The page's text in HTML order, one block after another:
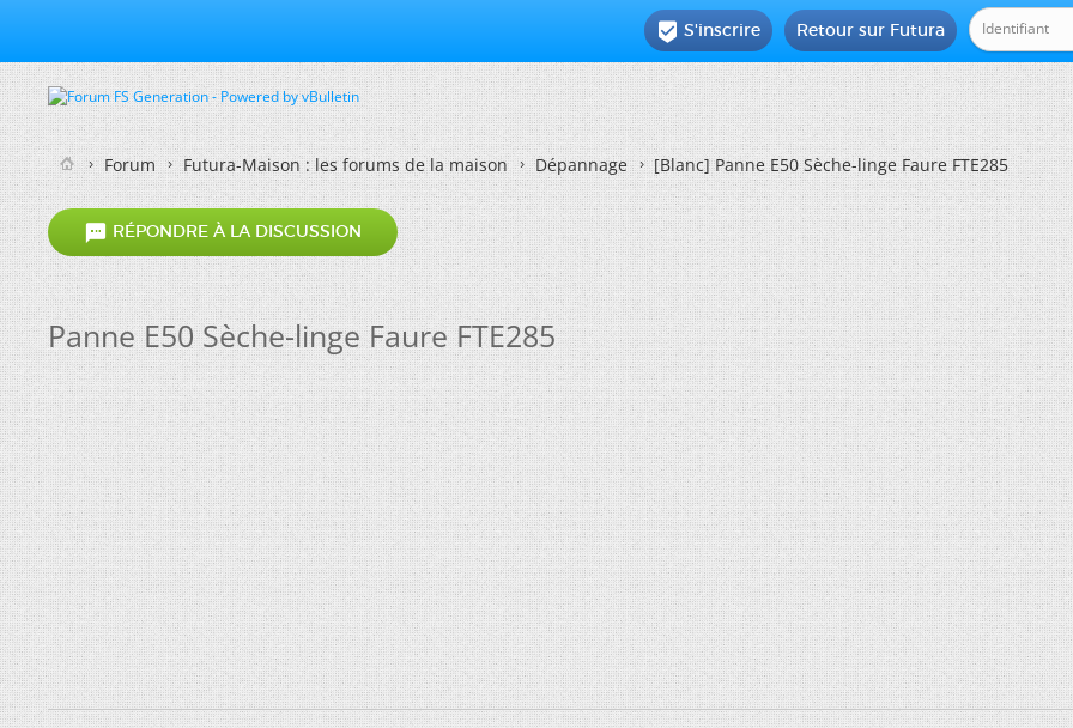
Retour sur Futura
 S'inscrire
Forum Futura-Maison : les forums de la maison Dépannage [Blanc]Panne E50 Sèche-linge Faure FTE285
 RÉPONDRE À LA DISCUSSION
Panne E50 Sèche-linge Faure FTE285